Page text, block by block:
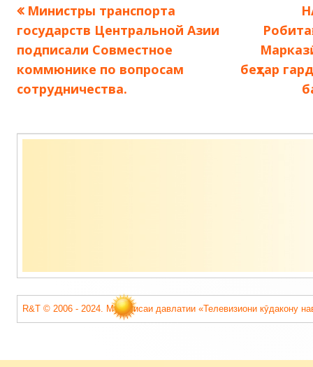
Навигация
по
записям
Предыдущая
запись:
Министры транспорта
государств Центральной Азии
подписали Совместное
коммюнике по вопросам
сотрудничества.
беҳтар
Содержимое
R&T © 2006 - 2024. Муассисаи давлатии «Телевизиони кӯдакону